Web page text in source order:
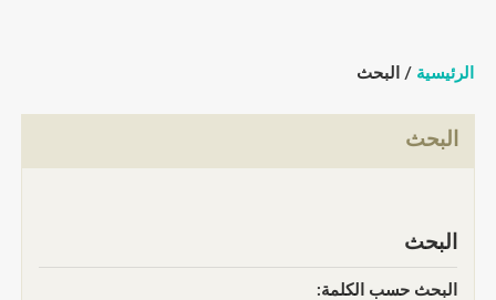
الرئيسية / البحث
البحث
البحث
البحث حسب الكلمة: